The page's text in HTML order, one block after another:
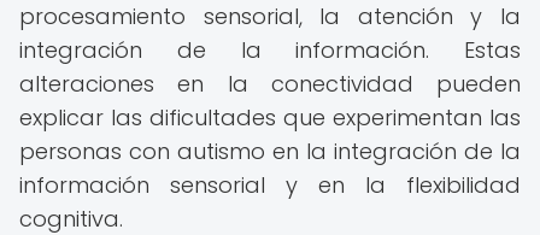
procesamiento sensorial, la atención y la
integración de la información. Estas
alteraciones en la conectividad pueden
explicar las dificultades que experimentan las
personas con autismo en la integración de la
información sensorial y en la flexibilidad
cognitiva.